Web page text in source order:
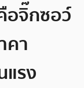
อจิ๊กซอว์
คา
รง